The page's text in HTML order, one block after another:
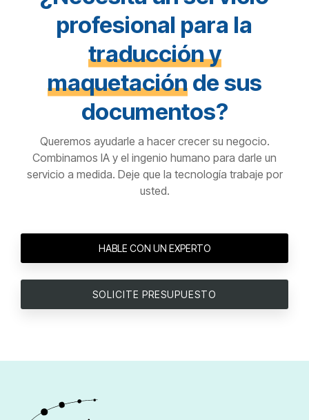
profesional para la
traducción y
maquetaciónde sus
documentos?
Queremos ayudarle a hacer crecer su negocio.
Combinamos IA y el ingenio humano para darle un
servicio a medida. Deje que la tecnología trabaje por
usted.
HABLE CON UN EXPERTO
SOLICITE PRESUPUESTO